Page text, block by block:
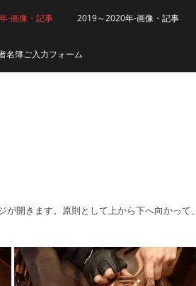
-画像・記事 2019～2020年-画像・記事
名簿ご入力フォーム
開きます。原則として上から下へ向かって、